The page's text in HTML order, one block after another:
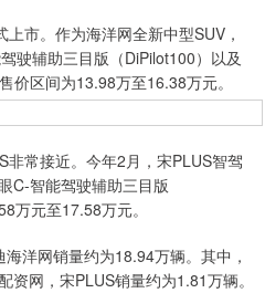
市。作为海洋网全新中型SUV，
驶辅助三目版（DiPilot100）以及
价区间为13.98万至16.38万元。
常接近。今年2月，宋PLUS智驾
C-智能驾驶辅助三目版
万元至17.58万元。
洋网销量约为18.94万辆。其中，
网，宋PLUS销量约为1.81万辆。